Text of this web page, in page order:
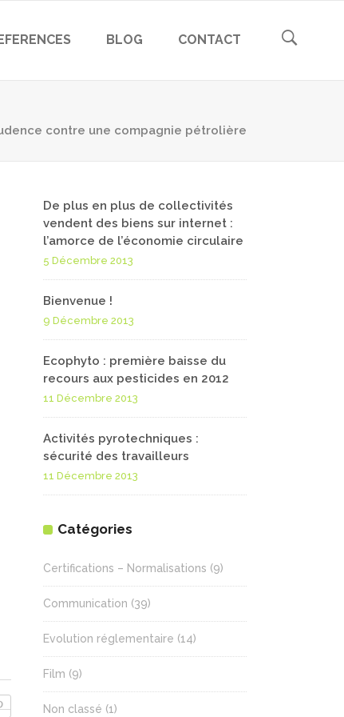
BLOG CONTACT
contre une compagnie pétrolière
De plus en plus de collectivités
vendent des biens sur internet :
l’amorce de l’économie circulaire
5 Décembre 2013
Bienvenue !
9 Décembre 2013
Ecophyto : première baisse du
recours aux pesticides en 2012
11 Décembre 2013
Activités pyrotechniques :
sécurité des travailleurs
11 Décembre 2013
Catégories
Certifications – Normalisations (9)
Communication (39)
Evolution réglementaire (14)
Film (9)
Non classé (1)